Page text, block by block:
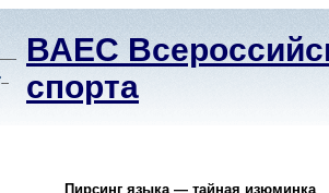
ВАЕС
спорта
Пирсинг языка — тайная изюминка